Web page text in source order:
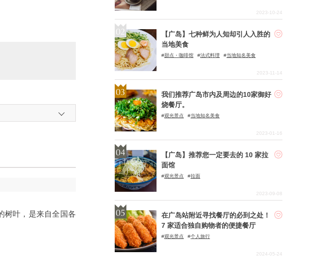
树叶，是来自全国各
2023-10-24
【广岛】七种鲜为人知却引人入胜的
当地美食
甜点・咖啡馆 法式料理 当地知名美食
2023-11-14
我们推荐广岛市内及周边的10家御好
烧餐厅。
观光景点 当地知名美食
2023-01-16
【广岛】推荐您一定要去的 10 家拉
面馆
观光景点 拉面
2023-09-08
在广岛站附近寻找餐厅的必到之处！
7 家适合独自购物者的便捷餐厅
观光景点 个人旅行
2024-05-24